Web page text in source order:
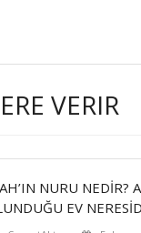
VERIR
NURU NEDİR?
EV